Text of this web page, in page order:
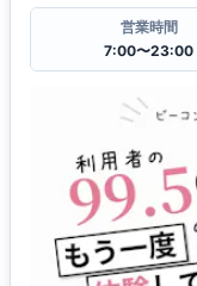
営業時間
7:00〜23:00